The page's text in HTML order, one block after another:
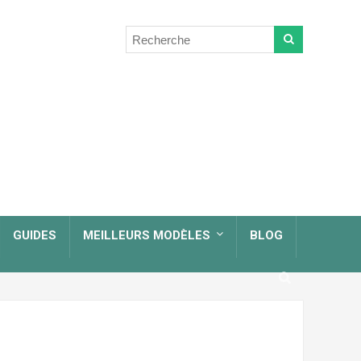
GUIDES MEILLEURS MODÈLES BLOG